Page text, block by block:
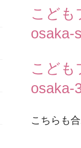
こども
osaka-
こど
osaka-
こちらも